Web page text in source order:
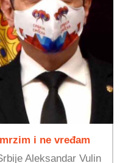
i ne vređam
Aleksandar Vulin